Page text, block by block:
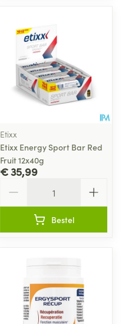
Etixx
Etixx Energy Sport Bar Red
Fruit 12x40g
€ 35,99
Bestel